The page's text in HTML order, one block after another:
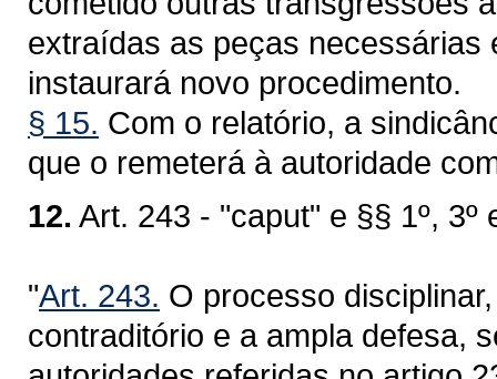
extraídas as peças necessárias
instaurará novo procedimento.
§ 15. Com o relatório, a
que o remeterá à autoridade
12. Art. 243 - "caput" e §§ 1º, 3º
"Art. 243. O processo
contraditório e a ampla defesa,